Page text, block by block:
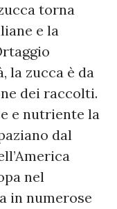
torna
e la
la zucca è da
dei raccolti.
e nutriente la
dal
nel
in numerose